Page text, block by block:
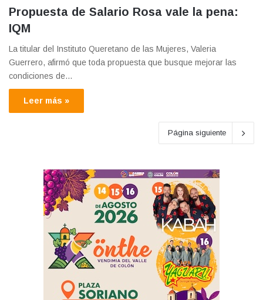
Propuesta de Salario Rosa vale la pena:
IQM
La titular del Instituto Queretano de las Mujeres, Valeria
Guerrero, afirmó que toda propuesta que busque mejorar las
condiciones de…
Leer más »
Página siguiente